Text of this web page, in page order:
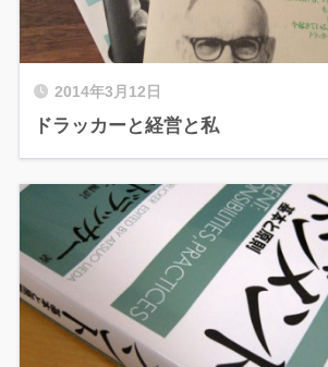
2014年3月12日
ドラッカーと経営と私